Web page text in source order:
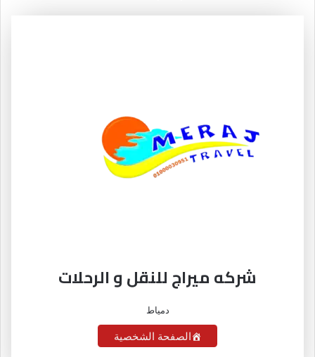
شركه ميراج للنقل و الرحلات
دمياط
الصفحة الشخصية